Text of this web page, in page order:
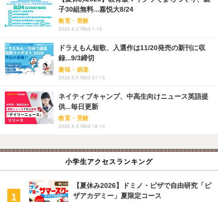
子30組無料...嘉悦大8/24
教育・受験
2026.8.5 Wed 1:15
ドラえもん短歌、入選作は11/20発売の新刊に収
録...9/3締切
趣味・娯楽
2026.8.5 Wed 21:15
ネイティブキャンプ、中高生向けニュース英語提
供...毎日更新
教育・受験
2026.8.5 Wed 18:15
小学生アクセスランキング
【夏休み2026】ドミノ・ピザで自由研究「ピ
ザアカデミー」夏限定コース